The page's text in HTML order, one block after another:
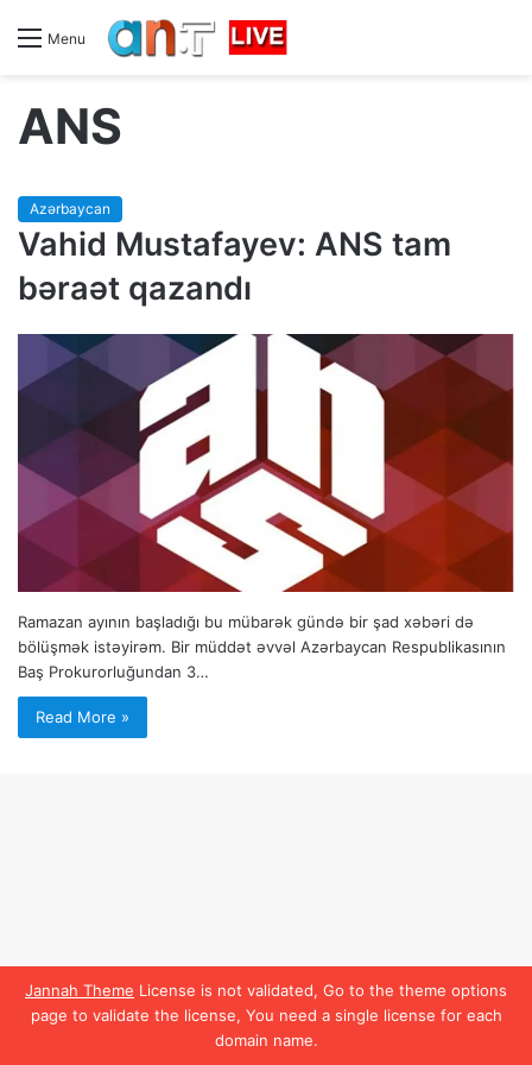
Jannah Theme License is not validated, Go to the theme options
page to validate the license, You need a single license for each
domain name.
Menu
ANS
Azərbaycan
Vahid Mustafayev: ANS tam
bəraət qazandı
Ramazan ayının başladığı bu mübarək gündə bir şad xəbəri də
bölüşmək istəyirəm. Bir müddət əvvəl Azərbaycan Respublikasının
Baş Prokurorluğundan 3…
Read More »